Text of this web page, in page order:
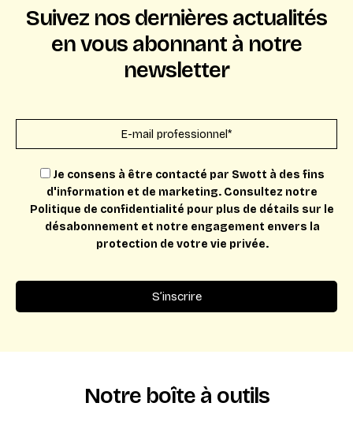
Suivez nos dernières actualités
en vous abonnant à notre
newsletter
Je consens à être contacté par Swott à des fins
d'information et de marketing. Consultez notre
Politique de confidentialité pour plus de détails sur le
désabonnement et notre engagement envers la
protection de votre vie privée.
Notre boîte à outils